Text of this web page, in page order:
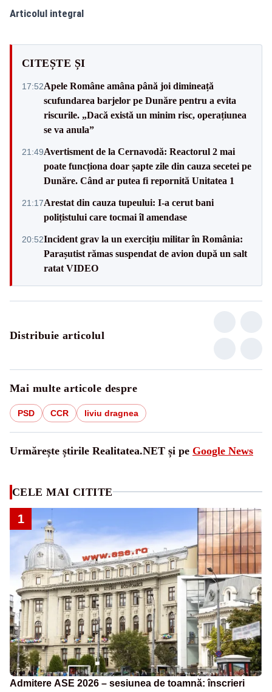
Articolul integral
CITEȘTE ȘI
17:52Apele Române amâna până joi dimineață
scufundarea barjelor pe Dunăre pentru a evita
riscurile. „Dacă există un minim risc, operațiunea
se va anula”
21:49Avertisment de la Cernavodă: Reactorul 2 mai
poate funcționa doar șapte zile din cauza secetei pe
Dunăre. Când ar putea fi repornită Unitatea 1
21:17Arestat din cauza tupeului: I-a cerut bani
polițistului care tocmai îl amendase
20:52Incident grav la un exercițiu militar în România:
Parașutist rămas suspendat de avion după un salt
ratat VIDEO
Distribuie articolul
Mai multe articole despre
PSD CCR liviu dragnea
Urmărește știrile Realitatea.NET și pe Google News
CELE MAI CITITE
1
Admitere ASE 2026 – sesiunea de toamnă: înscrieri